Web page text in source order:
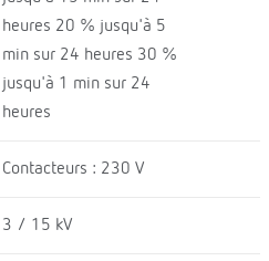
heures 20 % jusqu'à 5
min sur 24 heures 30 %
jusqu'à 1 min sur 24
heures
Contacteurs : 230 V
3 / 15 kV